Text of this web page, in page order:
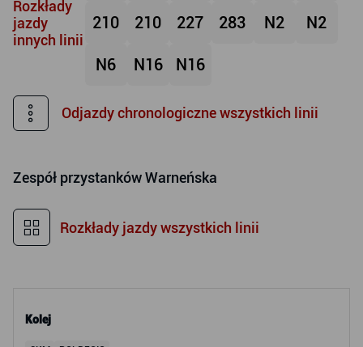
Kolej
Rozkłady
jazdy
innych linii
210 210 227 283 N2 N2
N6 N16 N16
Odjazdy chronologiczne wszystkich linii
Zespół przystankówWarneńska
Rozkłady jazdy wszystkich linii